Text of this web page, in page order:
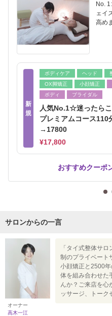
No.
ェイ
高め
新
規
ボディケア ヘッド
OX脚矯正
小顔矯正
ボディ
ブライダル
人気No.1☆迷ったら
プレミアムコース110
→17800
¥17,800
おすすめクーポ
サロンからの一言
オーナー
高木一江
「タイ式整体サ
制のプライベート
小顔矯正と2500
体を組み合わせた
んか？ご来店を心
ッサージ、トーク